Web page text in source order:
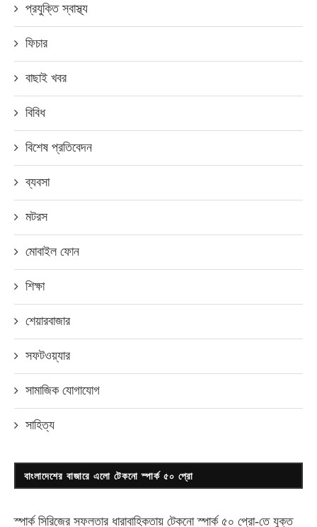
প্রযুক্তি স্বাস্থ্য
ফিচার
বাছাই খবর
বিবিধ
বিশেষ প্রতিবেদন
ব্যবসা
মটরস
মোবাইল ফোন
শিক্ষা
শেয়ারবাজার
সফটওয়্যার
সামাজিক যোগাযোগ
সাহিত্য
বাংলাদেশের বাজারে এলো টেকনো স্পার্ক ৫০ প্রো
স্পার্ক সিরিজের সফলতার ধারাবাহিকতায় টেকনোস্পার্ক ৫০ প্রো-তে যুক্ত